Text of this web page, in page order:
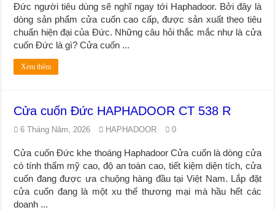
Đức người tiêu dùng sẽ nghĩ ngay tới Haphadoor. Bởi đây là
dòng sản phẩm cửa cuốn cao cấp, được sản xuất theo tiêu
chuẩn hiện đại của Đức. Những câu hỏi thắc mắc như là cửa
cuốn Đức là gì? Cửa cuốn ...
Xem thêm
Cửa cuốn Đức HAPHADOOR CT 538 R
6 Tháng Năm, 2026 HAPHADOOR 0
Cửa cuốn Đức khe thoáng Haphadoor Cửa cuốn là dòng cửa
có tính thẩm mỹ cao, độ an toàn cao, tiết kiệm diện tích, cửa
cuốn đang được ưa chuộng hàng đầu tại Việt Nam. Lắp đặt
cửa cuốn đang là một xu thế thương mại mà hầu hết các
doanh ...